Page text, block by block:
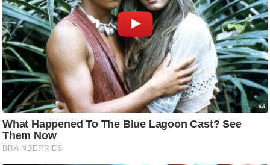
ले
श
न
शि
प
रा
ज
नी
ति